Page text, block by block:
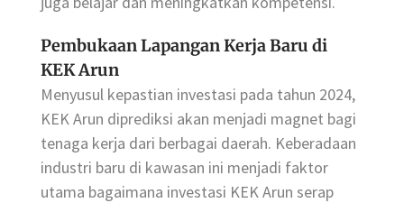
Pembukaan Lapangan Kerja Baru di
KEK Arun
Menyusul kepastian investasi pada tahun 2024,
KEK Arun diprediksi akan menjadi magnet bagi
tenaga kerja dari berbagai daerah. Keberadaan
industri baru di kawasan ini menjadi faktor
utama bagaimana investasi KEK Arun serap